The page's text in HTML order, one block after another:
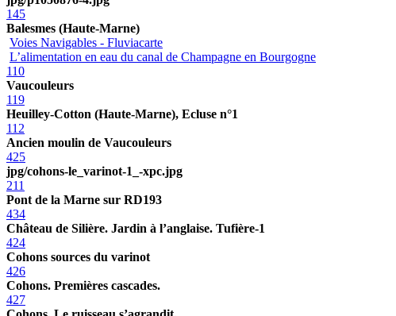
145
Balesmes (Haute-Marne)
Voies Navigables - Fluviacarte
L’alimentation en eau du canal de Champagne en Bourgogne
110
Vaucouleurs
119
Heuilley-Cotton (Haute-Marne), Ecluse n°1
112
Ancien moulin de Vaucouleurs
425
jpg/cohons-le_varinot-1_-xpc.jpg
211
Pont de la Marne sur RD193
434
Château de Silière. Jardin à l’anglaise. Tufière-1
424
Cohons sources du varinot
426
Cohons. Premières cascades.
427